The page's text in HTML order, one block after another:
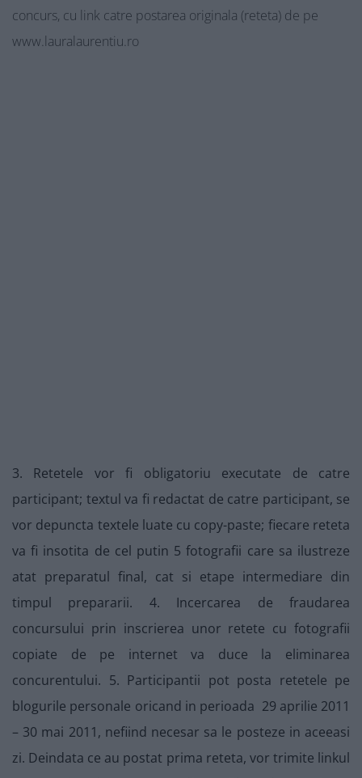
concurs, cu link catre postarea originala (reteta) de pe
www.lauralaurentiu.ro
3. Retetele vor fi obligatoriu executate de catre
participant; textul va fi redactat de catre participant, se
vor depuncta textele luate cu copy-paste; fiecare reteta
va fi insotita de cel putin 5 fotografii care sa ilustreze
atat preparatul final, cat si etape intermediare din
timpul prepararii. 4. Incercarea de fraudarea
concursului prin inscrierea unor retete cu fotografii
copiate de pe internet va duce la eliminarea
concurentului. 5. Participantii pot posta retetele pe
blogurile personale oricand in perioada 29 aprilie 2011
– 30 mai 2011, nefiind necesar sa le posteze in aceeasi
zi. Deindata ce au postat prima reteta, vor trimite linkul